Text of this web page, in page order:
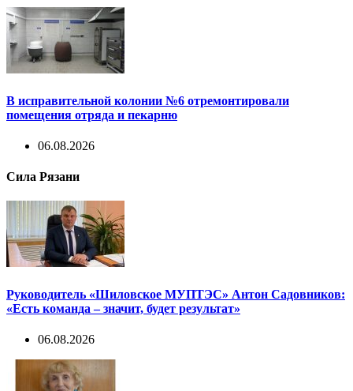
В исправительной колонии №6 отремонтировали
помещения отряда и пекарню
06.08.2026
Сила Рязани
Руководитель «Шиловское МУПТЭС» Антон Садовников:
«Есть команда – значит, будет результат»
06.08.2026